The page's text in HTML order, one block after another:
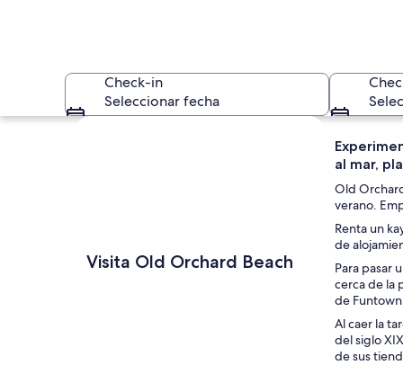
Una playa con
Check-in
Seleccionar fecha
Explorar mapa
Visita Old Orchard Beach
al mar,
Old
verano.
Renta un
de
Para pasar
cerca de la
de
Al caer la
del siglo
de sus